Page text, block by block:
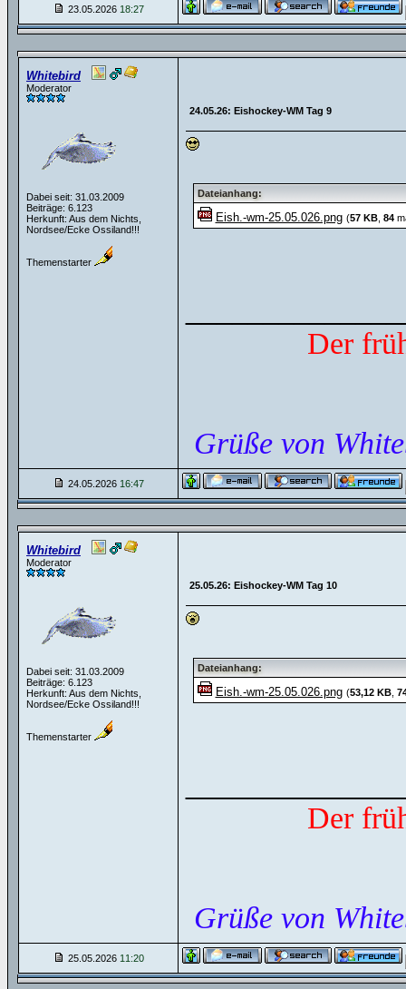
23.05.2026 18:27
Whitebird
Moderator
Dabei seit: 31.03.2009
Beiträge: 6.123
Herkunft: Aus dem Nichts,
Nordsee/Ecke Ossiland!!!
Themenstarter
24.05.26: Eishockey-WM Tag 9
Dateianhang:
Eish.-wm-25.05.026.png (57 KB, 84
Der
Grüße von
24.05.2026 16:47
Whitebird
Moderator
Dabei seit: 31.03.2009
Beiträge: 6.123
Herkunft: Aus dem Nichts,
Nordsee/Ecke Ossiland!!!
Themenstarter
25.05.26: Eishockey-WM Tag 10
Dateianhang:
Eish.-wm-25.05.026.png (53,12 KB,
Der
Grüße von
25.05.2026 11:20